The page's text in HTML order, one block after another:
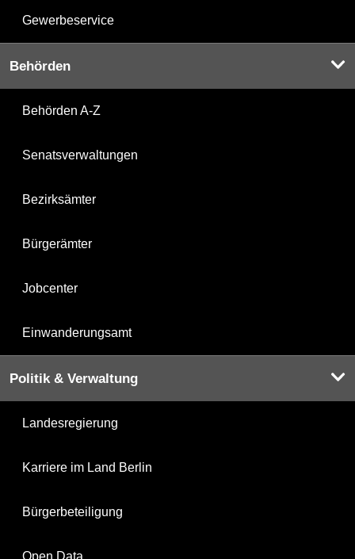
Gewerbeservice
Behörden
Behörden A-Z
Senatsverwaltungen
Bezirksämter
Bürgerämter
Jobcenter
Einwanderungsamt
Politik & Verwaltung
Landesregierung
Karriere im Land Berlin
Bürgerbeteiligung